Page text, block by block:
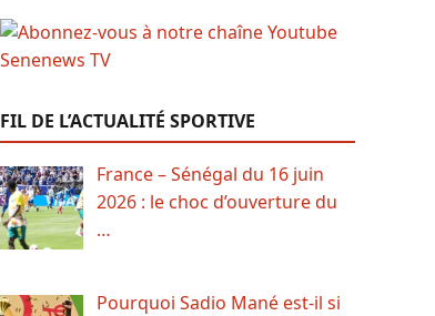
FIL DE L’ACTUALITÉ SPORTIVE
France – Sénégal du 16 juin
2026 : le choc d’ouverture du
…
Pourquoi Sadio Mané est-il si